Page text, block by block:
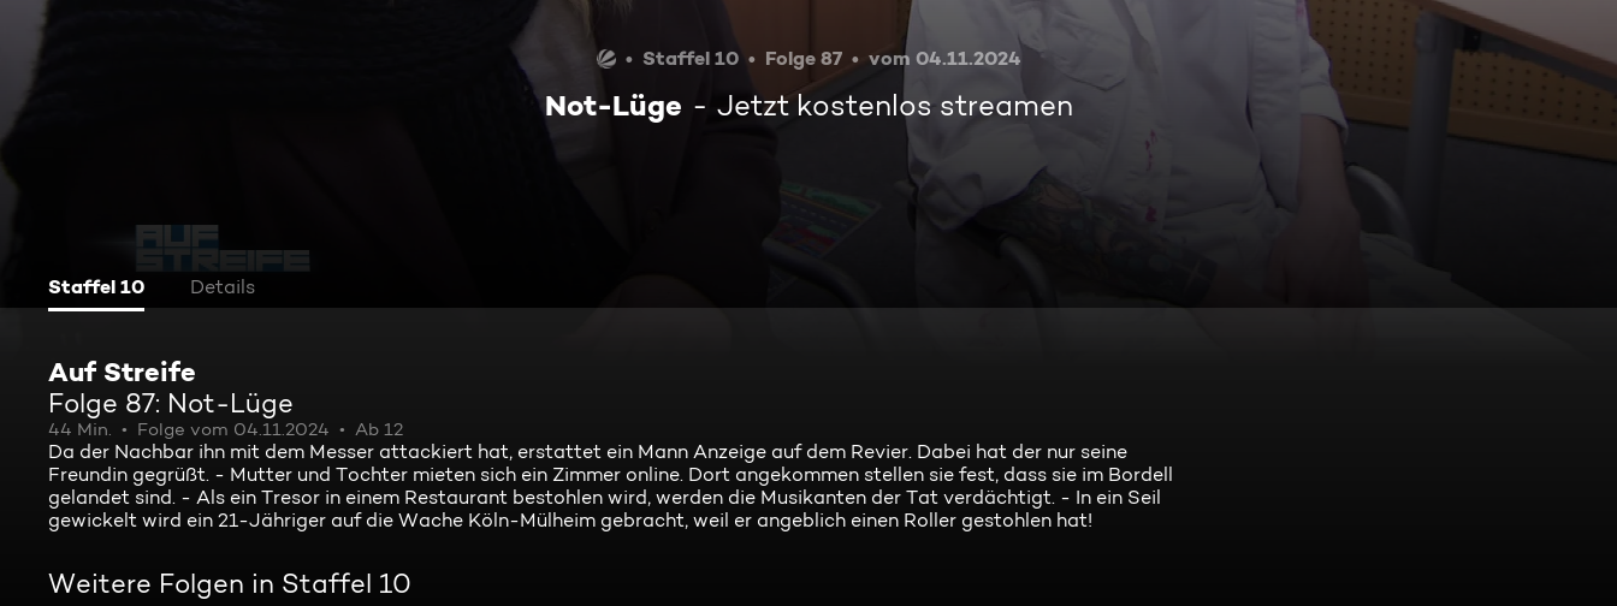
Staffel 10 Folge 87 vom 04.11.2024
Not-Lüge Jetzt kostenlos streamen
Staffel 10 Details
Auf Streife
Folge 87: Not-Lüge
44 Min. Folge vom 04.11.2024 Ab 12
Da der Nachbar ihn mit dem Messer attackiert hat, erstattet ein Mann Anzeige auf dem Revier. Dabei hat der nur seine
Freundin gegrüßt. - Mutter und Tochter mieten sich ein Zimmer online. Dort angekommen stellen sie fest, dass sie im Bordell
gelandet sind. - Als ein Tresor in einem Restaurant bestohlen wird, werden die Musikanten der Tat verdächtigt. - In ein Seil
gewickelt wird ein 21-Jähriger auf die Wache Köln-Mülheim gebracht, weil er angeblich einen Roller gestohlen hat!
Weitere Folgen in Staffel 10